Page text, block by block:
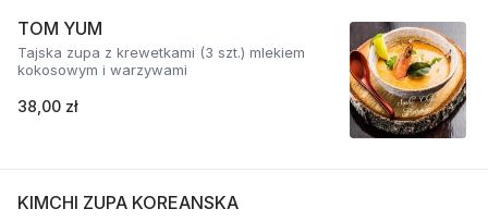
TOM YUM
Tajska zupa z krewetkami (3 szt.) mlekiem
kokosowym i warzywami
38,00 zł
KIMCHI ZUPA KOREANSKA